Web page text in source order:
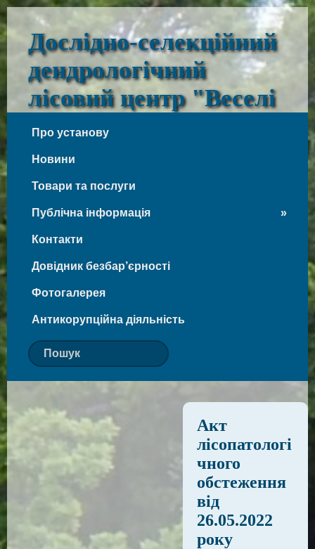
Дослідно-селекційний
дендрологічний
лісовий центр "Веселі
Боковеньки"
Веселі Боковеньки
Про установу
Новини
Товари та послуги
Публічна інформація
Контакти
Довідник безбар’єрності
Фотогалерея
Антикорупційна діяльність
Акт
лісопатологі
чного
обстеження
від
26.05.2022
року